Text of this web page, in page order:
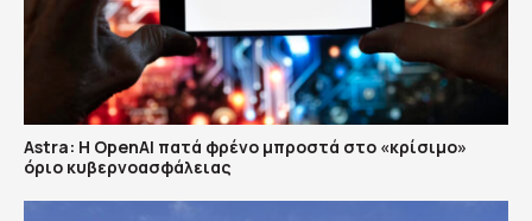
Astra: Η OpenAI πατά φρένο μπροστά στο «κρίσιμο»
όριο κυβερνοασφάλειας